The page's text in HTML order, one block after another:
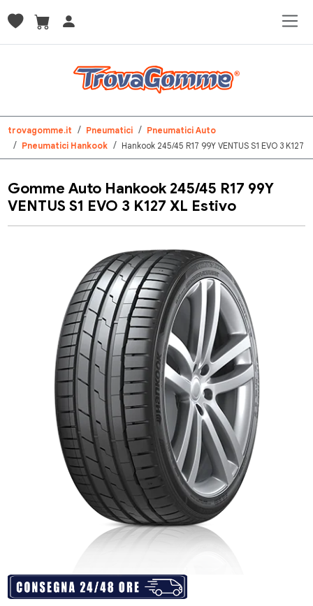
trovagomme.it Pneumatici
Pneumatici Auto
Pneumatici Hankook
Hankook 245/45 R17 99Y VENTUS S1 EVO 3 K127
Gomme Auto Hankook 245/45 R17 99Y
VENTUS S1 EVO 3 K127 XL Estivo